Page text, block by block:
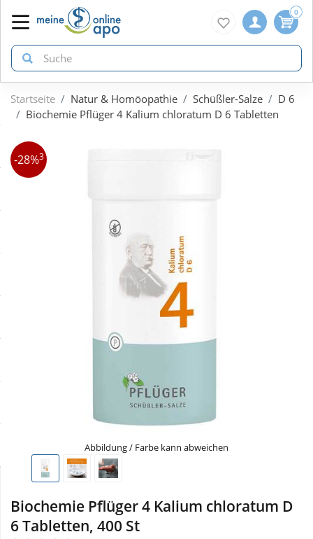
zurück
ÜBERSICHT AKTIONEN
Täglich gut versorgt
zurück
ÜBERSICHT KATEGORIEN
Nahrungsergänzung
Sanitätshaus
zurück
ÜBERSICHT MARKEN
0
Startseite Natur & Homöopathie Schüßler-Salze
D 6
Biochemie Pflüger 4 Kalium chloratum D 6 Tabletten
-28%3
Abbildung / Farbe kann abweichen
Biochemie Pflüger 4 Kalium chloratum D
6 Tabletten, 400 St